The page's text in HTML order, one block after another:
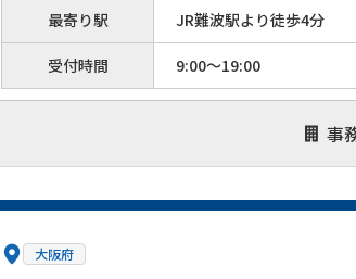
最寄り駅 JR難波駅より徒歩4分
受付時間 9:00～19:00
事
大阪府